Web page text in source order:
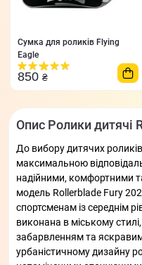
Сумка для роликів Flying
Eagle
850 ₴
Опис Ролики дитячі
До вибору дитячих роликів
максимальною
надійними, комфортними
модель Rollerblade Fury
спортсменам із середнім
виконана в міському
забарвленням та
урбаністичному дизайну